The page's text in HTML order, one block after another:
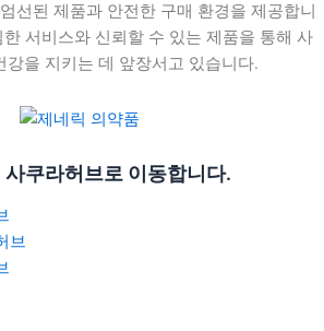
선된 제품과 안전한 구매 환경을 제공합니
서비스와 신뢰할 수 있는 제품을 통해 사
강을 지키는 데 앞장서고 있습니다.
쿠라허브로 이동합니다.
브